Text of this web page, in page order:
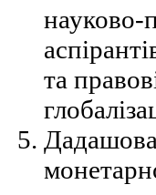
науково-
та